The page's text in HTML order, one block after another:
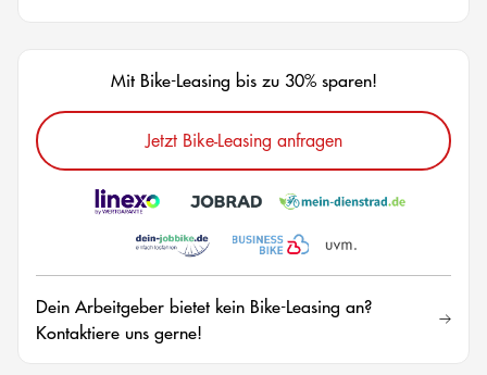
Mit Bike-Leasing bis zu 30% sparen!
Jetzt Bike-Leasing anfragen
Dein Arbeitgeber bietet kein Bike-Leasing an?
Kontaktiere uns gerne!